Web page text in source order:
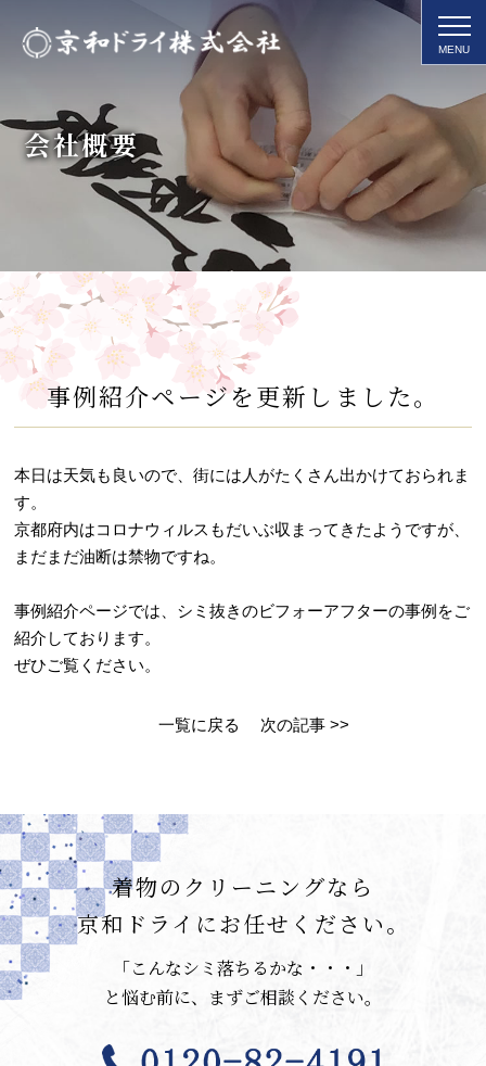
会社概要
事例紹介ページを更新しました。
本日は天気も良いので、街には人がたくさん出かけておられま
す。
京都府内はコロナウィルスもだいぶ収まってきたようですが、
まだまだ油断は禁物ですね。
事例紹介ページでは、シミ抜きのビフォーアフターの事例をご
紹介しております。
ぜひご覧ください。
一覧に戻る 次の記事 >>
着物のクリーニングなら
京和ドライにお任せください。
「こんなシミ落ちるかな・・・」
と悩む前に、まずご相談ください。